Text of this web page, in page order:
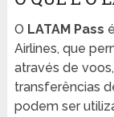
O LATAM Pass
Airlines, que
através de
transferências
podem ser